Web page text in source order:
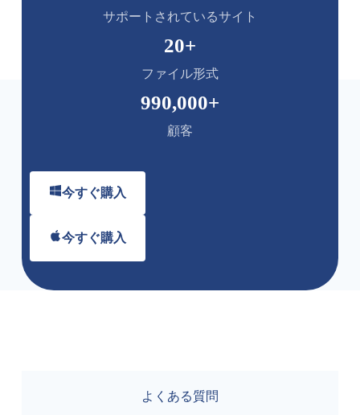
サポートされているサイト
ファイル形式
20+
顧客
990,000+
今すぐ購入
今すぐ購入
よくある質問